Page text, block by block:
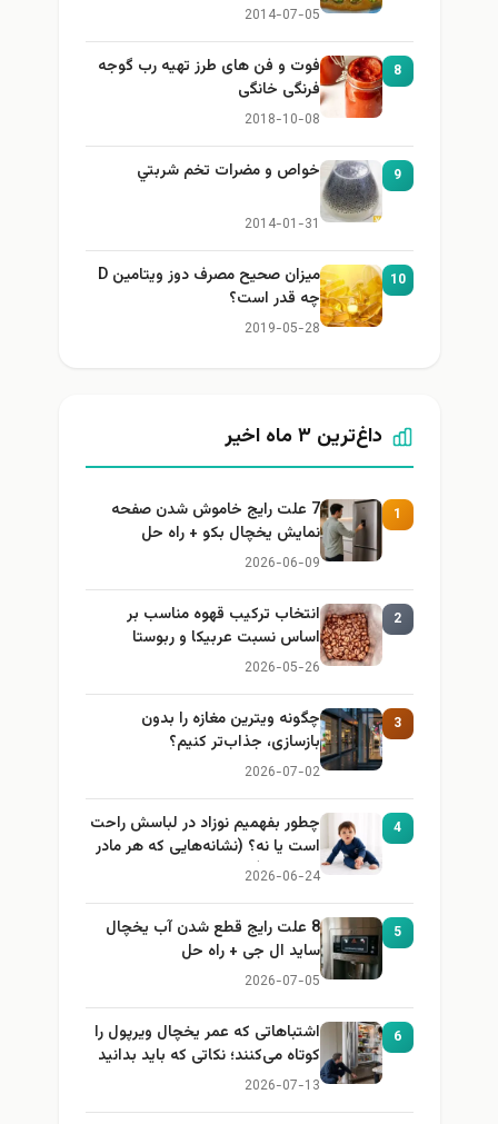
2014-07-05
فوت و فن های طرز تهیه رب گوجه
فرنگی خانگی
2018-10-08
خواص و مضرات تخم شربتي
2014-01-31
میزان صحیح مصرف دوز ویتامین D
چه قدر است؟
2019-05-28
داغ‌ترین ۳ ماه اخیر
7 علت رایج خاموش شدن صفحه
نمایش یخچال بکو + راه حل
2026-06-09
انتخاب ترکیب قهوه مناسب بر
اساس نسبت عربیکا و ربوستا
2026-05-26
چگونه ویترین مغازه را بدون
بازسازی، جذاب‌تر کنیم؟
2026-07-02
چطور بفهمیم نوزاد در لباسش راحت
است یا نه؟ (نشانه‌هایی که هر مادر
باید بداند)
2026-06-24
8 علت رایج قطع شدن آب یخچال
ساید ال جی + راه حل
2026-07-05
اشتباهاتی که عمر یخچال ویرپول را
کوتاه می‌کنند؛ نکاتی که باید بدانید
2026-07-13